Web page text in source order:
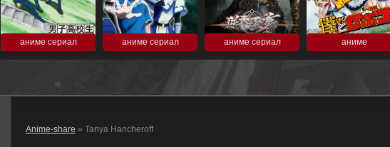
аниме сериал аниме сериал аниме сериал аниме
Anime-share » Tanya Hancheroff